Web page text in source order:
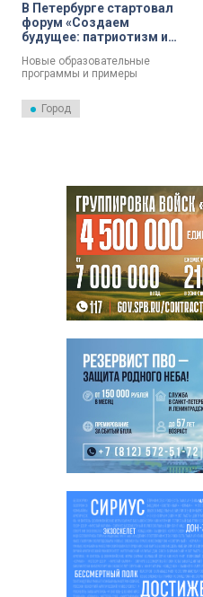
В Петербурге стартовал
форум «Создаем
будущее: патриотизм и
Новые образовательные
программы и примеры
парке «Россия — моя история»
стартовал образовательный
Город